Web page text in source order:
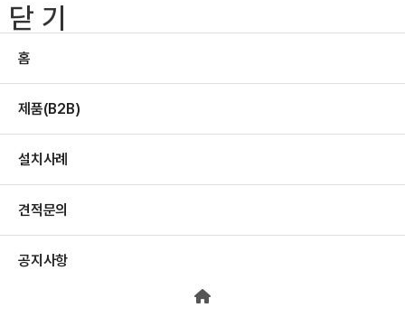
닫 기
홈
제품(B2B)
설치사례
견적문의
공지사항